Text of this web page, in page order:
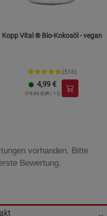
Kopp Vital ® Bio-Kokosöl - vegan
(516)
4,99 €
(19,96 EUR / 1 l)
vorhanden. Bitte
Bewertung.